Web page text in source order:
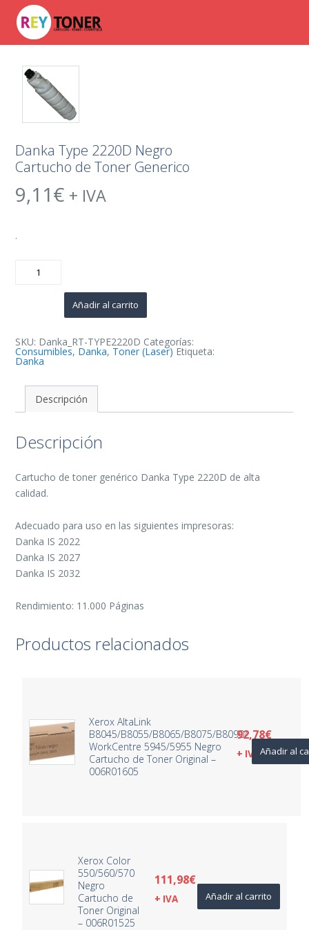
Danka Type 2220D Negro
Cartucho de Toner Generico
9,11€ + IVA
.
Type
cantidad
Añadir al carrito
SKU: Danka_RT-TYPE2220D Categorías:
Consumibles, Danka, Toner (Laser) Etiqueta:
Danka
Descripción
Descripción
Cartucho de toner genérico Danka Type 2220D de alta
calidad.
Adecuado para uso en las siguientes impresoras:
Danka IS 2022
Danka IS 2027
Danka IS 2032
Rendimiento: 11.000 Páginas
Productos relacionados
Xerox AltaLink
B8045/B8055/B8065/B8075/B8090/
WorkCentre 5945/5955 Negro
Cartucho de Toner Original –
006R01605
92,78€
+ IVA Añadir al
Xerox Color
550/560/570
Negro
Cartucho de
Toner Original
– 006R01525
111,98€
+ IVA Añadir al carrito